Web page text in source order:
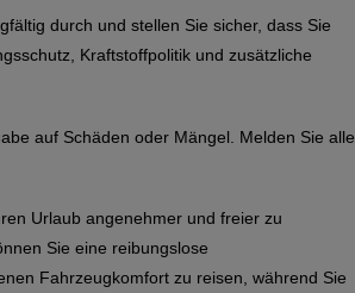
durch und stellen Sie sicher, dass Sie
Kraftstoffpolitik und zusätzliche
auf Schäden oder Mängel. Melden Sie alle
Urlaub angenehmer und freier zu
Sie eine reibungslose
Fahrzeugkomfort zu reisen, während Sie